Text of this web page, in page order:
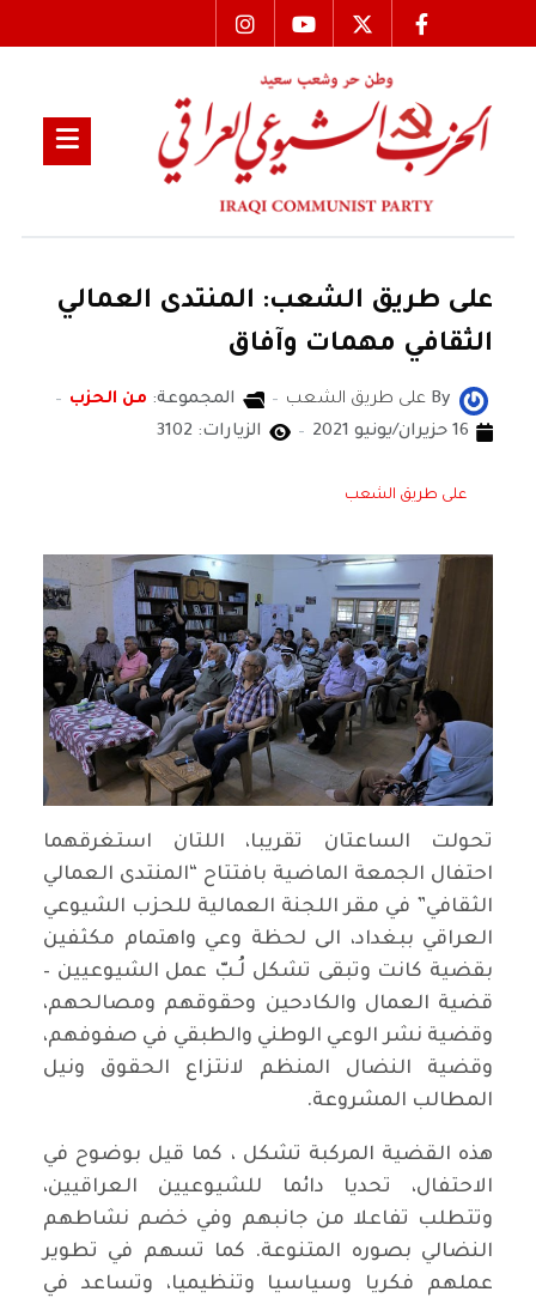
على طريق الشعب: المنتدى العمالي
الثقافي مهمات وآفاق
By على طريق الشعب المجموعة: من الحزب
16 حزيران/يونيو 2021
الزيارات: 3102
على طريق الشعب
تحولت الساعتان تقريبا، اللتان استغرقهما
احتفال الجمعة الماضية بافتتاح “المنتدى العمالي
الثقافي” في مقر اللجنة العمالية للحزب الشيوعي
العراقي ببغداد، الى لحظة وعي واهتمام مكثفين
بقضية كانت وتبقى تشكل لُـبّ عمل الشيوعيين –
قضية العمال والكادحين وحقوقهم ومصالحهم،
وقضية نشر الوعي الوطني والطبقي في صفوفهم،
وقضية النضال المنظم لانتزاع الحقوق ونيل
المطالب المشروعة.
هذه القضية المركبة تشكل ، كما قيل بوضوح في
الاحتفال، تحديا دائما للشيوعيين العراقيين،
وتتطلب تفاعلا من جانبهم وفي خضم نشاطهم
النضالي بصوره المتنوعة. كما تسهم في تطوير
عملهم فكريا وسياسيا وتنظيميا، وتساعد في